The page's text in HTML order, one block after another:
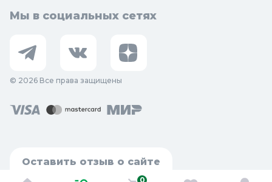
Мы в социальных сетях
© 2026 Все права защищены
Оставить отзыв о сайте
0